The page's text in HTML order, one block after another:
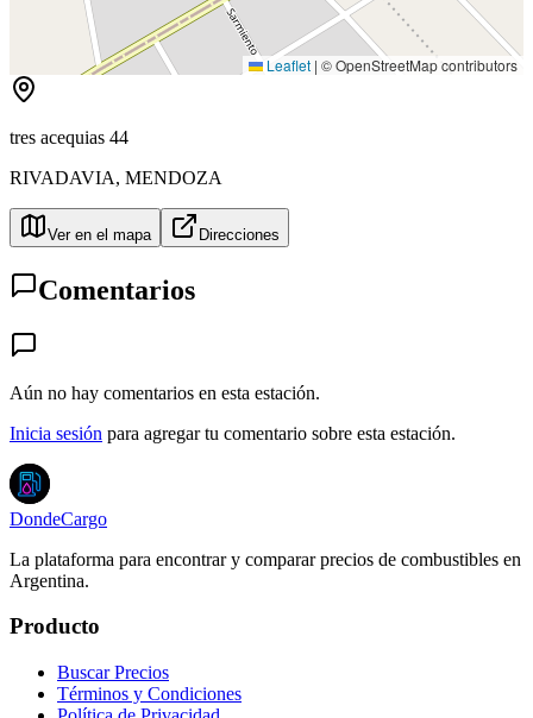
Leaflet | © OpenStreetMap contributors
tres acequias 44
RIVADAVIA, MENDOZA
Ver en el mapa Direcciones
Comentarios
Aún no hay comentarios en esta estación.
Inicia sesión para agregar tu comentario sobre esta estación.
DondeCargo
La plataforma para encontrar y comparar precios de combustibles en
Argentina.
Producto
Buscar Precios
Términos y Condiciones